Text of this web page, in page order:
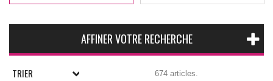
AFFINER VOTRE RECHERCHE
TRIER 674 articles.